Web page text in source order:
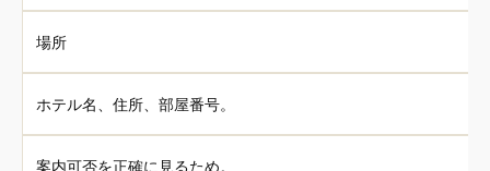
場所
ホテル名、住所、部屋番号。
案内可否を正確に見るため。